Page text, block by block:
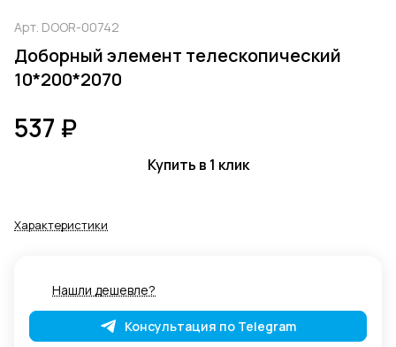
Арт. DOOR-00742
Доборный элемент телескопический
10*200*2070
537 ₽
Купить в 1 клик
Характеристики
Нашли дешевле?
Консультация по Telegram